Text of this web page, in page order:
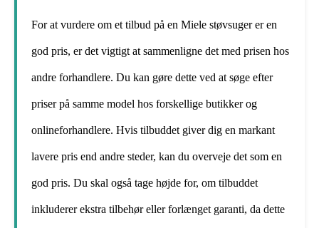
For at vurdere om et tilbud på en Miele støvsuger er en
god pris, er det vigtigt at sammenligne det med prisen hos
andre forhandlere. Du kan gøre dette ved at søge efter
priser på samme model hos forskellige butikker og
onlineforhandlere. Hvis tilbuddet giver dig en markant
lavere pris end andre steder, kan du overveje det som en
god pris. Du skal også tage højde for, om tilbuddet
inkluderer ekstra tilbehør eller forlænget garanti, da dette